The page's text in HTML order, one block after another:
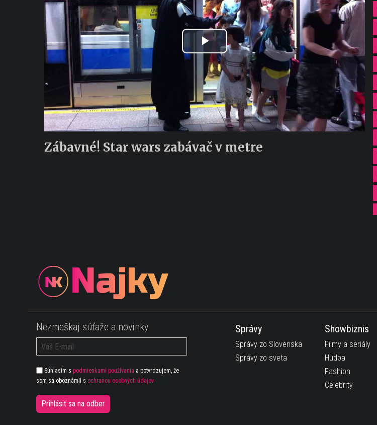
Play
Video
Zábavné! Star wars zabávač v metre
Nezmeškaj súťaže a novinky
Súhlasím s podmienkami používania a potvrdzujem, že
som sa oboznámil s ochranou osobných údajov
Prihlásiť sa na odber
Správy
Správy zo Slovenska
Správy zo sveta
Showbiznis
Filmy a seriály
Hudba
Fashion
Celebrity